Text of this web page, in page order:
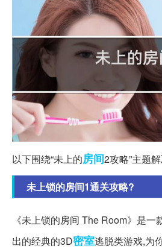
以下围绕“未上的房间2攻略”主题
未上锁的房间1通关攻略?
《未上锁的房间 The Room》是
出的经典的3D密室逃脱类游戏,为